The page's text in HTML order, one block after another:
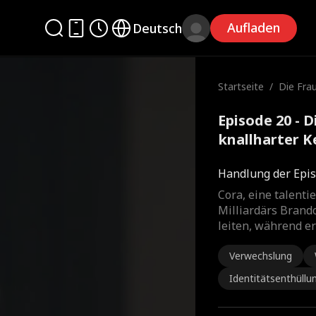
Deutsch Aufladen
Startseite / Die
Episode 20 -
knallharter
Handlung der
Cora, eine
Milliardärs
leiten, während
Verwechslung